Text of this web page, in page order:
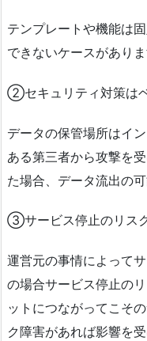
テンプレートや機能は
できないケースがありま
②セキュリティ対策は
データの保管場所はイ
ある第三者から攻撃を
た場合、データ流出の
③サービス停止のリス
運営元の事情によって
の場合サービス停止の
ットにつながってこそ
ク障害があれば影響を